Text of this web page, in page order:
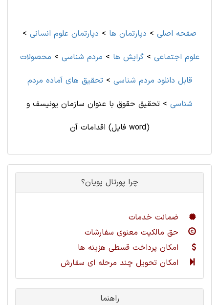
صفحه اصلی > دپارتمان ها > دپارتمان علوم انسانی >
علوم اجتماعی >گرایش ها > مردم شناسی > محصولات
قابل دانلود مردم شناسی >تحقیق های آماده مردم
شناسی > تحقیق حقوق با عنوان سازمان یونیسف و
اقدامات آن (فایل word)
چرا پورتال پویان؟
ضمانت خدمات
حق مالکیت معنوی سفارشات
امکان پرداخت قسطی هزینه ها
امکان تحویل چند مرحله ای سفارش
راهنما